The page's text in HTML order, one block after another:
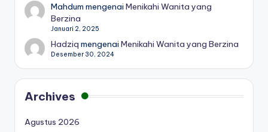
Mahdum mengenaiMenikahi Wanita yang
Berzina
Januari 2, 2025
Hadziq mengenaiMenikahi Wanita yang Berzina
Desember 30, 2024
Archives
Agustus 2026